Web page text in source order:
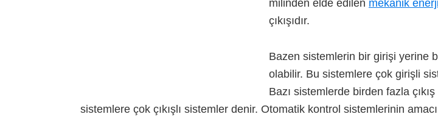
milinden elde edilen mekanik enerji
çıkışıdır.
Bazen sistemlerin bir girişi yerine
olabilir. Bu sistemlere çok girişli
Bazı sistemlerde birden fazla
sistemlere çok çıkışlı sistemler denir. Otomatik kontrol sistemlerinin